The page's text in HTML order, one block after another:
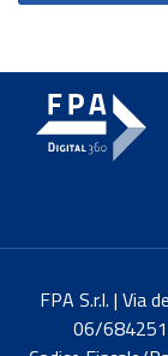
FPA S.r.l. | Via
06/